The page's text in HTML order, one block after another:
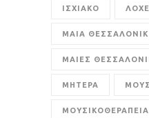
ΙΣΧΙΑΚΟ
ΜΑΙΑ
ΜΑΙΕΣ
ΜΗΤΕΡΑ
ΜΟΥΣΙΚΟΘΕΡΑΠΕΙΑ